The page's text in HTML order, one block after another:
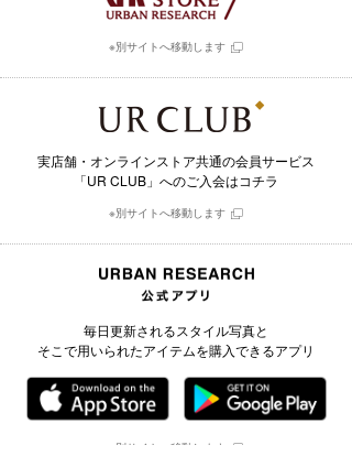
※別サイトへ移動します
実店舗・オンラインストア共通の会員サービス
「UR CLUB」へのご入会はコチラ
※別サイトへ移動します
毎日更新されるスタイル写真と
そこで用いられたアイテムを購入できるアプリ
※別サイトへ移動します